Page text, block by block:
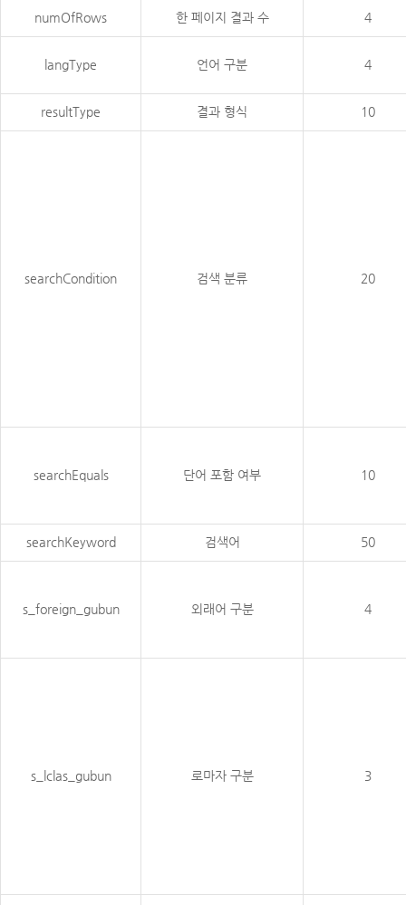
numOfRows 한 페이지 결과 수 4
langType 언어 구분 4
resultType 결과 형식 10
searchCondition 검색 분류 20
searchEquals 단어 포함 여부 10
searchKeyword 검색어 50
s_foreign_gubun 외래어 구분 4
s_lclas_gubun 로마자 구분 3